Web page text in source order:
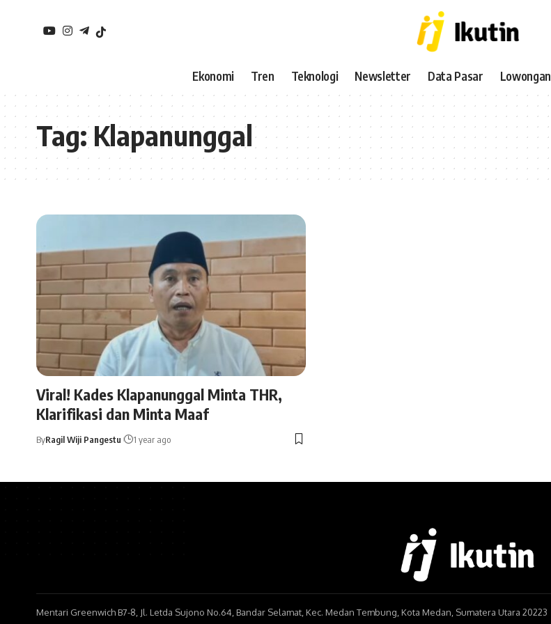
Ekonomi Tren Teknologi Newsletter Data Pasar Lowongan
Tag:Klapanunggal
Viral! Kades Klapanunggal Minta THR,
Klarifikasi dan Minta Maaf
ByRagil Wiji Pangestu 1 year ago
Mentari Greenwich B7-8, Jl. Letda Sujono No.64, Bandar Selamat, Kec. Medan Tembung, Kota Medan, Sumatera Utara 20223